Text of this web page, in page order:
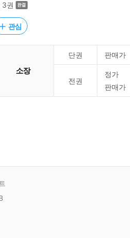
3권
관심
소장
단권 판매가
전권
정가
판매가